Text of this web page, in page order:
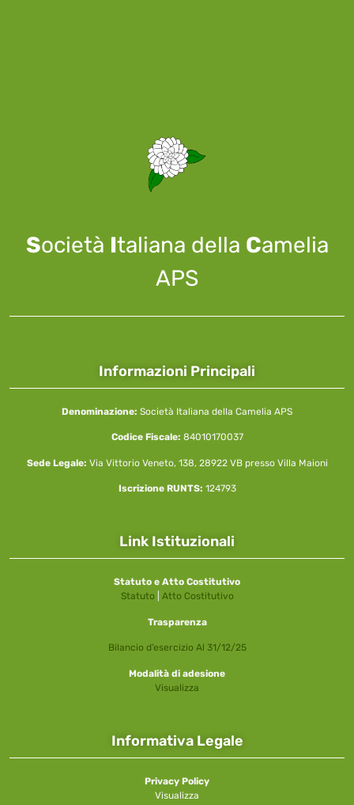
Società Italiana della Camelia
APS
Informazioni Principali
Denominazione: Società Italiana della Camelia APS
Codice Fiscale: 84010170037
Sede Legale: Via Vittorio Veneto, 138, 28922 VB presso Villa Maioni
Iscrizione RUNTS: 124793
Link Istituzionali
Statuto e Atto Costitutivo
Statuto
Atto Costitutivo
Trasparenza
Bilancio d’esercizio Al 31/12/25
Modalità di adesione
Visualizza
Informativa Legale
Privacy Policy
Visualizza